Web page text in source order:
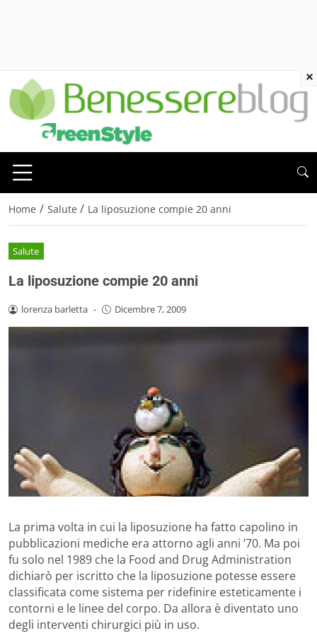
Home / Salute / La liposuzione compie 20 anni
Salute
La liposuzione compie 20 anni
lorenza barletta - Dicembre 7, 2009
La prima volta in cui la liposuzione ha fatto capolino in
pubblicazioni mediche era attorno agli anni ’70. Ma poi
fu solo nel 1989 che la Food and Drug Administration
dichiarò per iscritto che la liposuzione potesse essere
classificata come sistema per ridefinire esteticamente i
contorni e le linee del corpo. Da allora è diventato uno
degli interventi chirurgici più in uso.
×